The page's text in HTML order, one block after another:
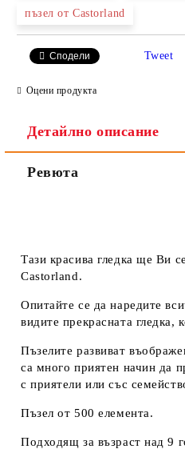
Ние ще се свържем с вас в
пъзел от Castorland
Сподели Tweet
Оцени продукта
Детайлно описание
Ревюта
Тази красива гледка ще Ви
Castorland.
Опитайте се да наредите
видите прекрасната гледка,
Пъзелите развиват
са много приятен начин да
с приятели или със
Пъзел от 500 елемента.
Подходящ за възраст над 9